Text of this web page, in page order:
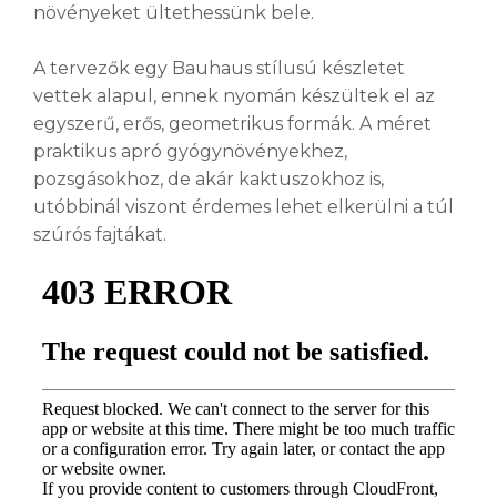
növényeket ültethessünk bele.
A tervezők egy Bauhaus stílusú készletet
vettek alapul, ennek nyomán készültek el az
egyszerű, erős, geometrikus formák. A méret
praktikus apró gyógynövényekhez,
pozsgásokhoz, de akár kaktuszokhoz is,
utóbbinál viszont érdemes lehet elkerülni a túl
szúrós fajtákat.